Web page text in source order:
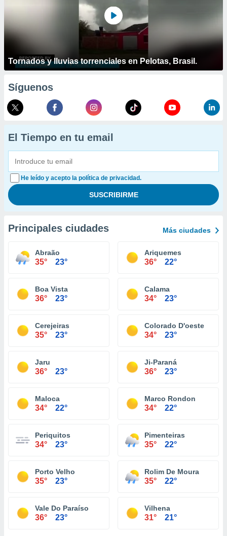
Tornados y lluvias torrenciales en Pelotas, Brasil.
Síguenos
El Tiempo en tu email
He leído y acepto la política de privacidad.
Principales ciudades Más ciudades
Abraão
35° 23°
Ariquemes
36° 22°
Boa Vista
36° 23°
Calama
34° 23°
Cerejeiras
35° 23°
Colorado D'oeste
34° 23°
Jaru
36° 23°
Ji-Paraná
36° 23°
Maloca
34° 22°
Marco Rondon
34° 22°
Periquitos
34° 23°
Pimenteiras
35° 22°
Porto Velho
35° 23°
Rolim De Moura
35° 22°
Vale Do Paraíso
36° 23°
Vilhena
31° 21°